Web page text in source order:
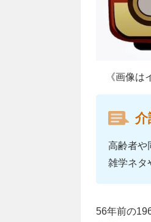
《画像は
介
高齢者や
雑学ネタ
56年前の